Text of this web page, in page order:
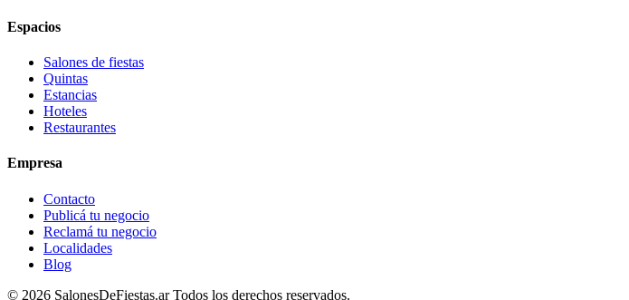
Espacios
Salones de fiestas
Quintas
Estancias
Hoteles
Restaurantes
Empresa
Contacto
Publicá tu negocio
Reclamá tu negocio
Localidades
Blog
© 2026 SalonesDeFiestas.arTodos los derechos reservados.